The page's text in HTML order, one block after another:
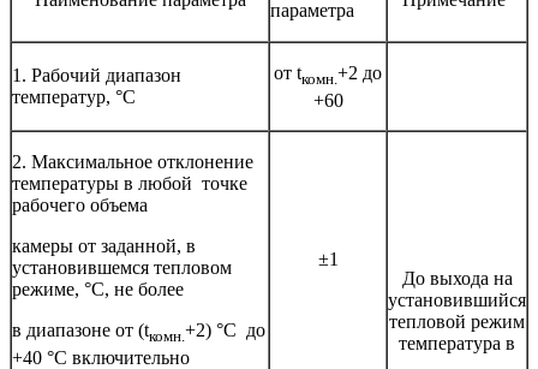
параметра
1. Рабочий диапазон
температур, °С
от tкомн.+2 до
+60
2. Максимальное отклонение
температуры в любой точке
рабочего объема
камеры от заданной, в
установившемся тепловом
режиме, °С, не более
в диапазоне от (tкомн.+2) °С до
+40 °С включительно
±1
До выхода на
установившийся
тепловой режим
температура в